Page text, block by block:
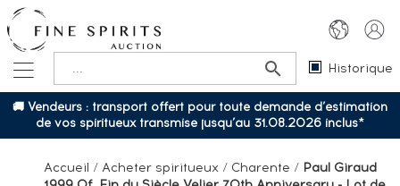
Historique
🚚 Vendeurs : transport offert pour toute demande d’estimation
de vos spiritueux transmise jusqu’au 31.08.2026 inclus*
Accueil / Acheter spiritueux / Charente / Paul Giraud